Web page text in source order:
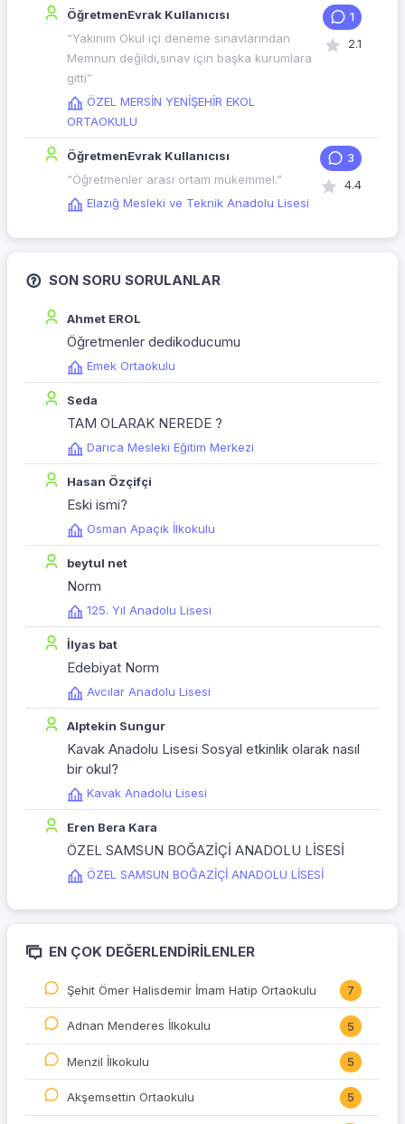
ÖğretmenEvrak Kullanıcısı
“Yakınım Okul içi deneme sınavlarından
Memnun değildi,sınav için başka kurumlara
gitti”
ÖZEL MERSİN YENİŞEHİR EKOL
ORTAOKULU
1
2.1
ÖğretmenEvrak Kullanıcısı
“Öğretmenler arası ortam mükemmel.”
Elazığ Mesleki ve Teknik Anadolu Lisesi
3
4.4
SON SORU SORULANLAR
Ahmet EROL
Öğretmenler dedikoducumu
Emek Ortaokulu
Seda
TAM OLARAK NEREDE ?
Darıca Mesleki Eğitim Merkezi
Hasan Özçifçi
Eski ismi?
Osman Apaçık İlkokulu
beytul net
Norm
125. Yıl Anadolu Lisesi
İlyas bat
Edebiyat Norm
Avcılar Anadolu Lisesi
Alptekin Sungur
Kavak Anadolu Lisesi Sosyal etkinlik olarak nasıl
bir okul?
Kavak Anadolu Lisesi
Eren Bera Kara
ÖZEL SAMSUN BOĞAZİÇİ ANADOLU LİSESİ
ÖZEL SAMSUN BOĞAZİÇİ ANADOLU LİSESİ
EN ÇOK DEĞERLENDIRILENLER
Şehit Ömer Halisdemir İmam Hatip Ortaokulu 7
Adnan Menderes İlkokulu 5
Menzil İlkokulu 5
Akşemsettin Ortaokulu 5